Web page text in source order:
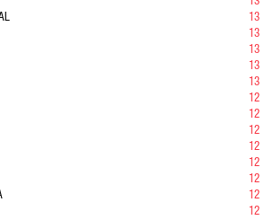
13
13
13
13
13
12
12
12
12
12
12
12
12